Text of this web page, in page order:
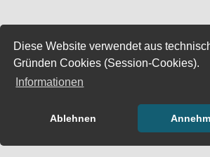
Diese Website verwendet aus
Gründen Cookies (Session-Cookies).
Informationen
Ablehnen